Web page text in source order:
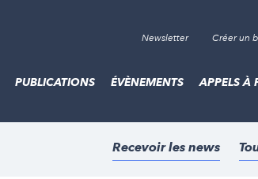
Newsletter Créer un
PUBLICATIONS ÉVÈNEMENTS APPELS À
Recevoir les news